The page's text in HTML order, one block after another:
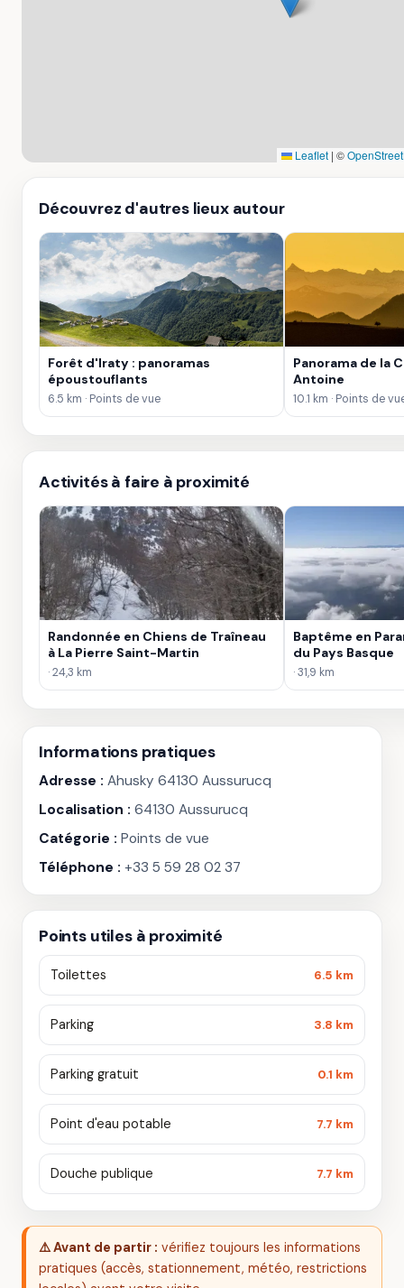
Leaflet | ©
Découvrez d'autres lieux autour
Forêt d'Iraty : panoramas
époustouflants
6.5 km · Points de vue
Panorama de la
Antoine
10.1 km · Points de
Activités à faire à proximité
Randonnée en Chiens de Traîneau
à La Pierre Saint-Martin
· 24,3 km
Baptême en
du Pays Basque
· 31,9 km
Informations pratiques
Adresse : Ahusky 64130 Aussurucq
Localisation : 64130 Aussurucq
Catégorie : Points de vue
Téléphone : +33 5 59 28 02 37
Points utiles à proximité
Toilettes 6.5 km
Parking 3.8 km
Parking gratuit 0.1 km
Point d'eau potable 7.7 km
Douche publique 7.7 km
⚠️ Avant de partir : vérifiez toujours les informations
pratiques (accès, stationnement, météo, restrictions